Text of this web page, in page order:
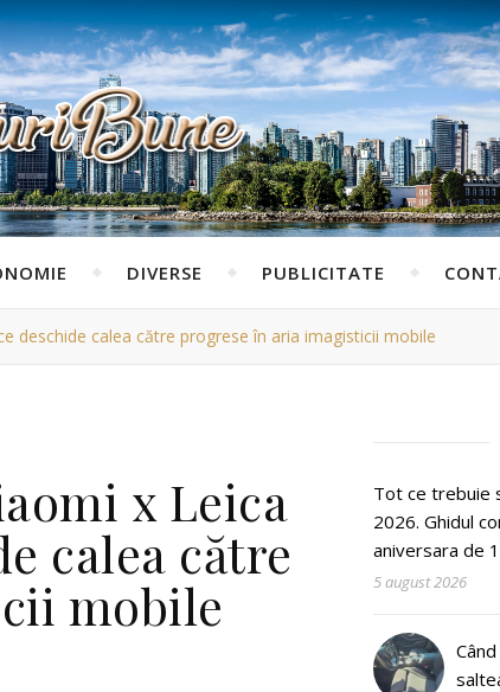
DIVERSE PUBLICITATE
deschide calea către progrese în aria imagisticii mobile
x Leica
calea către
mobile
Tot ce trebuie
2026. Ghidul
aniversara de
5 august 2026